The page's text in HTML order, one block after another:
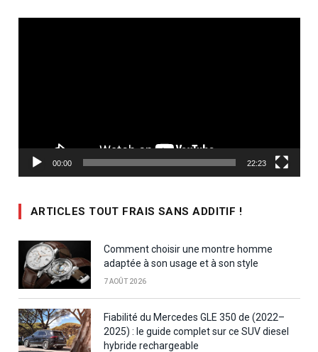
00:00 22:23
ARTICLES TOUT FRAIS SANS ADDITIF !
Comment choisir une montre homme
adaptée à son usage et à son style
7 AOÛT 2026
Fiabilité du Mercedes GLE 350 de (2022–
2025) : le guide complet sur ce SUV diesel
hybride rechargeable